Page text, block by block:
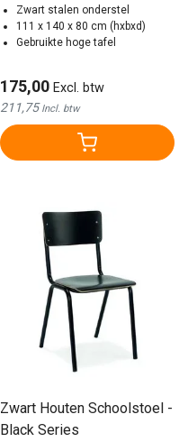
Zwart stalen onderstel
111 x 140 x 80 cm (hxbxd)
Gebruikte hoge tafel
175,00 Excl. btw
211,75Incl. btw
Zwart Houten Schoolstoel -
Black Series